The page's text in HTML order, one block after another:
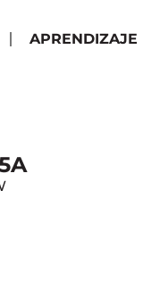
APRENDIZAJE